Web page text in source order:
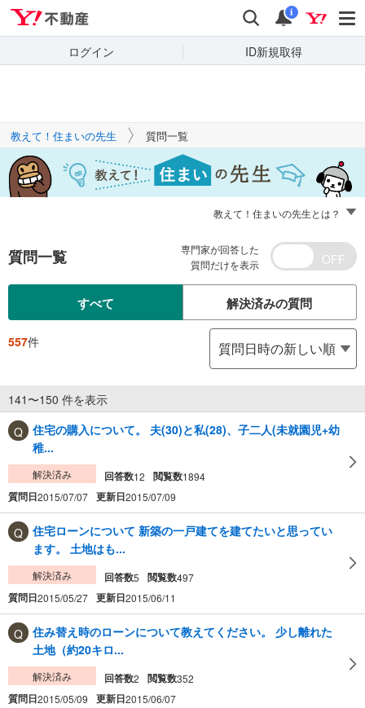
検索 通知
i
ログイン ID新規取得
キーワードで
質問を探す
教えて！住まいの先生 質問一覧
教えて！住まいの先生とは？
質問一覧
専門家が回答した
質問だけを表示
すべて 解決済みの質問
557件
141〜150 件を表示
住宅の購入について。 夫(30)と私(28)、子二人(未就園児+幼
稚...
解決済み 回答数12 閲覧数1894
質問日2015/07/07 更新日2015/07/09
住宅ローンについて 新築の一戸建てを建てたいと思ってい
ます。 土地はも...
解決済み 回答数5 閲覧数497
質問日2015/05/27 更新日2015/06/11
住み替え時のローンについて教えてください。 少し離れた
土地（約20キロ...
解決済み 回答数2 閲覧数352
質問日2015/05/09 更新日2015/06/07